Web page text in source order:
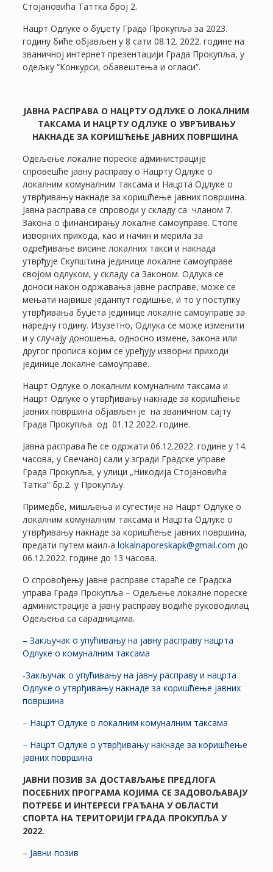
Стојановића Таттка број 2.
Нацрт Одлуке о буџету Града Прокупља за 2023.
годину биће објављен у 8 сати 08.12. 2022. године на
званичној интернет презентацији Града Прокупља, у
одељку “Конкурси, обавештења и огласи”.
ЈАВНА РАСПРАВА О НАЦРТУ ОДЛУКЕ О ЛОКАЛНИМ
ТАКСАМА И НАЦРТУ ОДЛУКЕ О УВРЂИВАЊУ
НАКНАДЕ ЗА КОРИШЋЕЊЕ ЈАВНИХ ПОВРШИНА
Одељење локалне пореске администрације
спровешће јавну расправу о Нацрту Одлуке о
локалним комуналним таксама и Нацрта Одлукe о
утврђивању накнаде за коришћење јавних површина.
Јавна расправа се спроводи у складу са чланом 7.
Закона о финансирању локалне самоуправе. Стопе
изворних прихода, као и начин и мерила за
одређивање висине локалних такси и накнада
утврђује Скупштина јединице локалне самоуправе
својом одлуком, у складу са Законом. Одлука се
доноси након одржавања јавне расправе, може се
мењати највише једанпут годишње, и то у поступку
утврђивања буџета јединице локалне самоуправе за
наредну годину. Изузетно, Одлука се може изменити
и у случају доношења, односно измене, закона или
другог прописа којим се уређују изворни приходи
јединице локалне самоуправе.
Нацрт Одлуке о локалним комуналним таксама и
Нацрт Одлукe о утврђивању накнаде за коришћење
јавних површина објављен је на званичном сајту
Града Прокупља од 01.12 2022. године.
Јавна расправа ће се одржати 06.12.2022. године у 14.
часова, у Свечаној сали у згради Градске управе
Града Прокупља, у улици „Никодија Стојановића
Татка“ бр.2 у Прокупљу.
Примедбе, мишљења и сугестије на Нацрт Одлуке о
локалним комуналним таксама и Нацрта Одлукe о
утврђивању накнаде за коришћење јавних површина,
предати путем маил-а lokalnaporeskapk@gmail.com до
06.12.2022. године до 13 часова.
О спровођењу јавне расправе стараће се Градска
управа Града Прокупља – Одељење локалне пореске
администрације а јавну расправу водиће руководилац
Одељења са сарадницима.
– Закључак о упућивању на јавну расправу нацрта
Одлуке о комуналним таксама
-Закључак о упућивању на јавну расправу и нацрта
Одлуке о утврђивању накнаде за коришћење јавних
површина
– Нацрт Одлуке о локалним комуналним таксама
– Нацрт Одлуке о утврђивању накнаде за коришћење
јавних површина
ЈАВНИ ПОЗИВ ЗА ДОСТАВЉАЊЕ ПРЕДЛОГА
ПОСЕБНИХ ПРОГРАМА КОЈИМА СЕ ЗАДОВОЉАВАЈУ
ПОТРЕБЕ И ИНТЕРЕСИ ГРАЂАНА У ОБЛАСТИ
СПОРТА НА ТЕРИТОРИЈИ ГРАДА ПРОКУПЉА У
2022.
– Јавни позив